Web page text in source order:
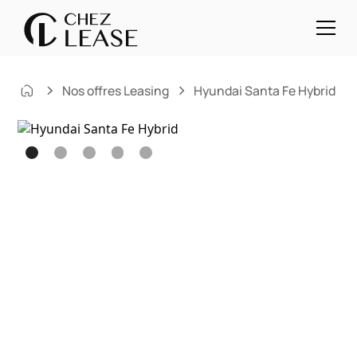
Nos offres Leasing Hyundai Santa Fe Hybrid